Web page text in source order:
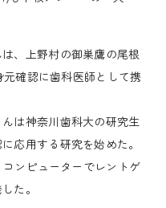
、上野村の御巣鷹の尾根
元確認に歯科医師として携
は神奈川歯科大の研究生
応用する研究を始めた。
ンピューターでレントゲ
た。